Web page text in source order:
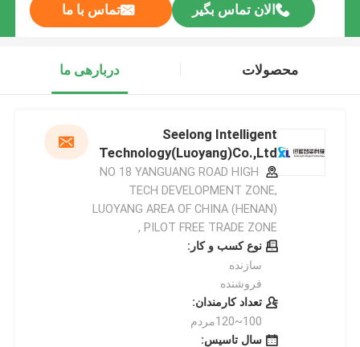
الان تماس بگیر تماس با ما
محصولات دربارهی ما
Seelong Intelligent
Technology(Luoyang)Co.,Ltd
NO 18 YANGUANG ROAD HIGH
TECH DEVELOPMENT ZONE,
LUOYANG AREA OF CHINA (HENAN)
PILOT FREE TRADE ZONE ,
نوع کسب و کار:
سازنده
فروشنده
تعداد کارمندان:
100~120مردم
سال تاسیس: